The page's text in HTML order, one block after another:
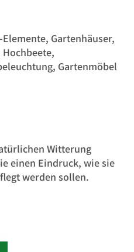
Gartenhäuser,
Gartenmöbel
Witterung
einen Eindruck, wie sie
werden sollen.